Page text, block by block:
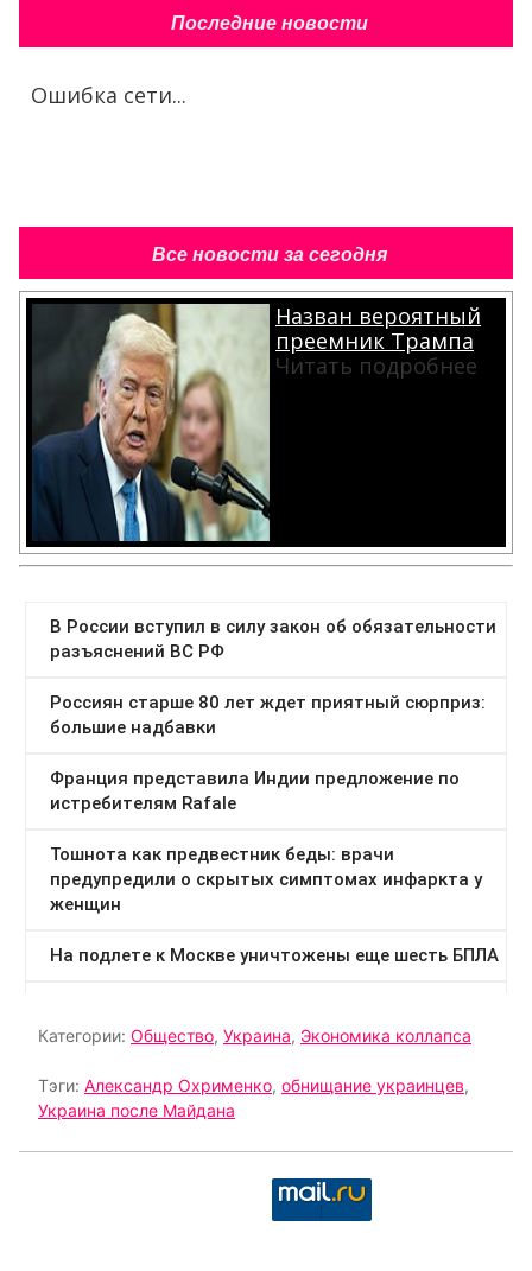
Последние новости
Ошибка сети...
Все новости за сегодня
Назван вероятный
преемник Трампа
Читать подробнее
Категории: Общество, Украина, Экономика коллапса
Тэги: Александр Охрименко, обнищание украинцев,
Украина после Майдана